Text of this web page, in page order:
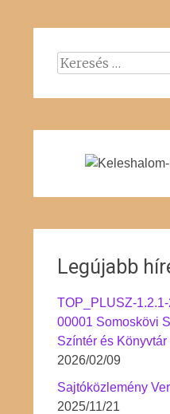
Keresés:
Legújabb
TOP_PLUSZ-
00001 Somoskövi
Színtér és
2026/02/09
Sajtóközlemény
2025/11/21